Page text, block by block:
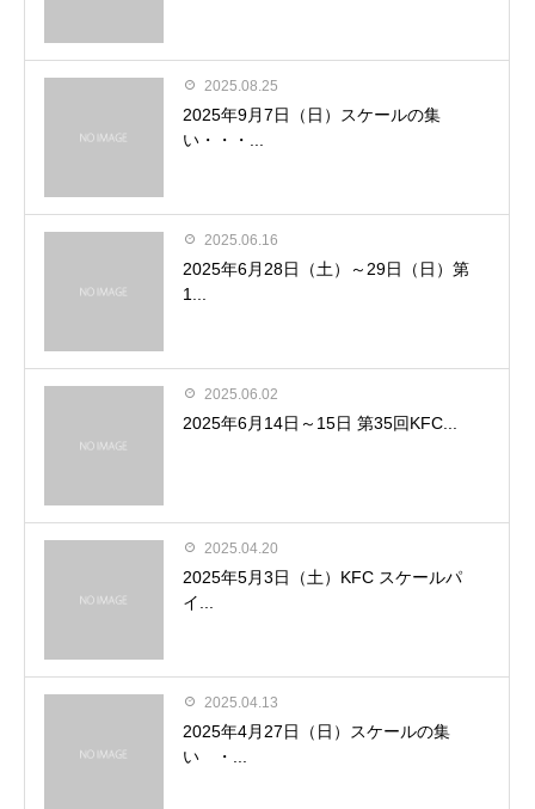
2025.08.25
2025年9月7日（日）スケールの集
い・・・...
2025.06.16
2025年6月28日（土）～29日（日）第
1...
2025.06.02
2025年6月14日～15日 第35回KFC...
2025.04.20
2025年5月3日（土）KFC スケールパ
イ...
2025.04.13
2025年4月27日（日）スケールの集
い ・...